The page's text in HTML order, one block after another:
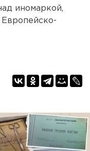
иномаркой,
Европейско-